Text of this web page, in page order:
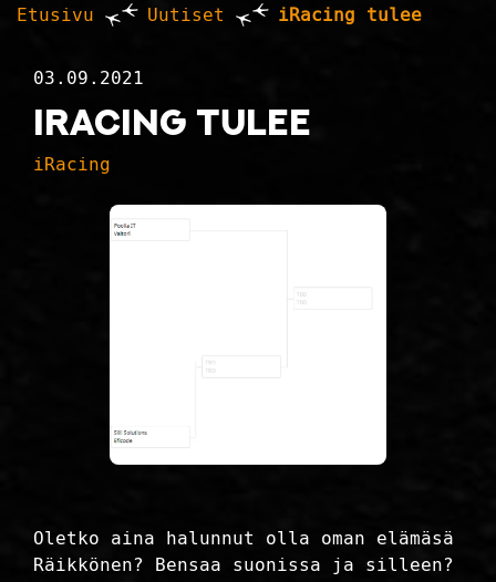
Etusivu Uutiset iRacing tulee
03.09.2021
iRacing tulee
iRacing
Oletko aina halunnut olla oman elämäsä
Räikkönen? Bensaa suonissa ja silleen?